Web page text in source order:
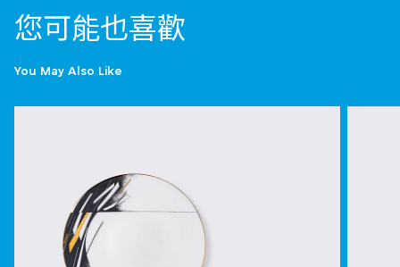
您可能也喜歡
You May Also Like